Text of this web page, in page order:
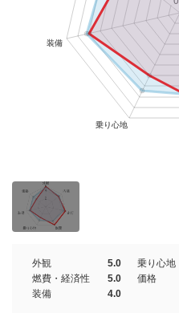
外観 5.0 乗り心地
燃費・経済性
5.0 価格
装備
4.0